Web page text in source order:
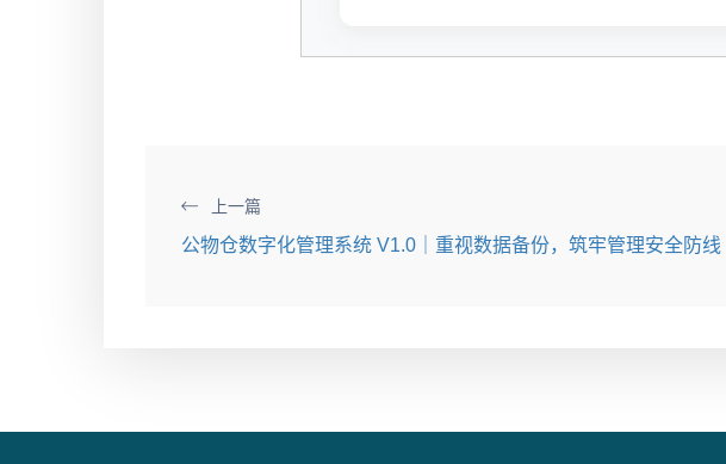
上一篇
公物仓数字化管理系统 V1.0｜重视数据备份，筑牢管理安全防线